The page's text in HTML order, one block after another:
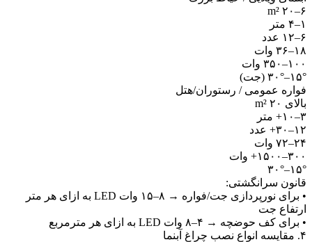
۱۸–۳۶ وات
۱۰۰–۳۵۰ وات
۱۵°–۳۰° (جت)
فواره عمومی / رستوران/هتل
بالای ۲۰ m²
۱۲–۳۰+ عدد
۲۴–۷۲ وات
۳۰۰–۱۵۰۰+ وات
۱۵°–۳۰°
قانون سرانگشتی:
• برای نورپردازی جت/فواره → ۸–۱۵ وات LED به ازای هر متر
ارتفاع جت
• برای کف حوضچه → ۴–۸ وات LED به ازای هر مترمربع